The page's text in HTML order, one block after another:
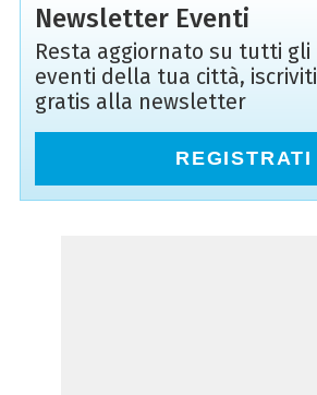
Newsletter Eventi
Resta aggiornato su tutti gli
eventi della tua città, iscriviti
gratis alla newsletter
REGISTRATI